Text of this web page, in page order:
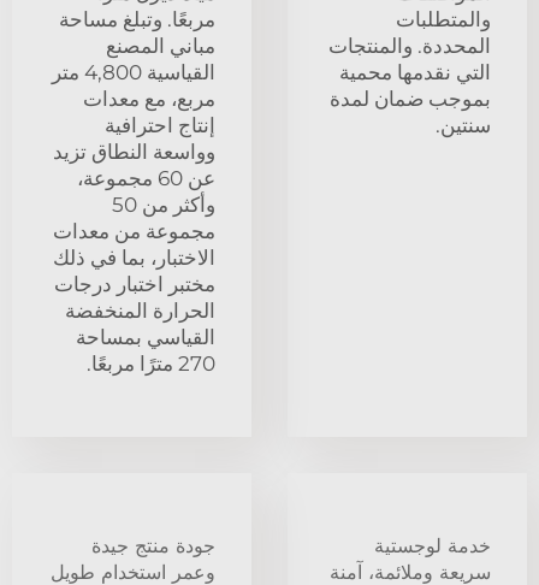
والمتطلبات
المحددة. والمنتجات
التي نقدمها محمية
بموجب ضمان لمدة
سنتين.
مربعًا. وتبلغ مساحة
مباني المصنع
القياسية 4,800 متر
مربع، مع معدات
إنتاج احترافية
وواسعة النطاق تزيد
عن 60 مجموعة،
وأكثر من 50
مجموعة من معدات
الاختبار، بما في ذلك
مختبر اختبار درجات
الحرارة المنخفضة
القياسي بمساحة
270 مترًا مربعًا.
خدمة لوجستية
سريعة وملائمة، آمنة
جودة منتج جيدة
وعمر استخدام طويل